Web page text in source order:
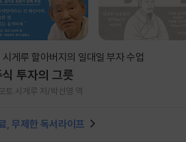
게루 할아버지의 일대일 부자 수업
투자의 그릇
토 시게루 저/박선영 역
, 무제한 독서라이프